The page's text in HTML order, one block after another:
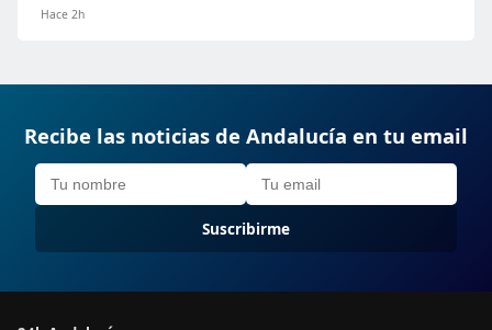
Hace 2h
Recibe las noticias de Andalucía en tu email
Suscribirme